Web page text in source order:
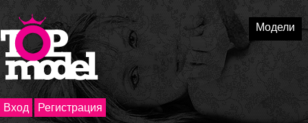
Модели
Вход Регистрация